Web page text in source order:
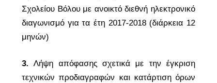
Σχολείου Βόλου με ανοικτό διεθνή ηλεκτρονικό
διαγωνισμό για τα έτη 2017-2018 (διάρκεια 12
μηνών)
3.Λήψη απόφασης σχετικά με την έγκριση
τεχνικών προδιαγραφών και κατάρτιση όρων